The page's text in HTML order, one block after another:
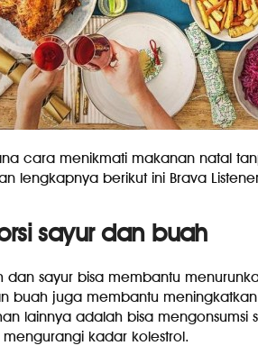
cara menikmati makanan natal
lengkapnya berikut ini Brava
sayur dan buah
dan sayur bisa membantu
buah juga membantu
lainnya adalah bisa
kadar kolestrol.